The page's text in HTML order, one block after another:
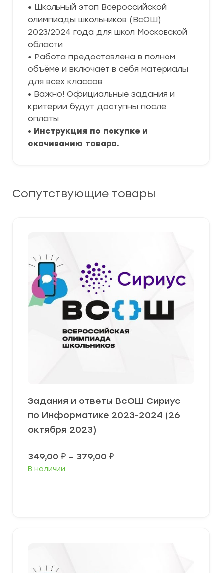
• Школьный этап Всероссийской
олимпиады школьников (ВсОШ)
2023/2024 года для школ Московской
области
• Работа предоставлена в полном
объёме и включает в себя материалы
для всех классов
• Важно! Официальные задания и
критерии будут доступны после
оплаты
• Инструкция по покупке и
скачиванию товара.
Сопутствующие товары
Задания и ответы ВсОШ Сириус
по Информатике 2023-2024 (26
октября 2023)
349,00 ₽ – 379,00 ₽Диапазон
В наличии